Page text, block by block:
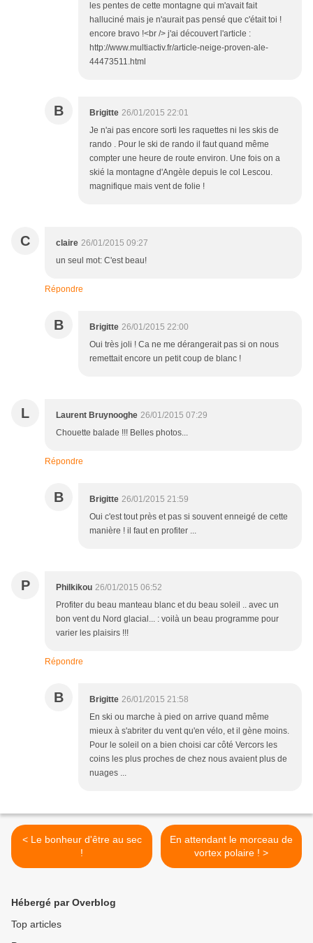
les pentes de cette montagne qui m'avait fait
halluciné mais je n'aurait pas pensé que c'était toi !
encore bravo !<br /> j'ai découvert l'article :
http://www.multiactiv.fr/article-neige-proven-ale-
44473511.html
B Brigitte 26/01/2015 22:01
Je n'ai pas encore sorti les raquettes ni les skis de
rando . Pour le ski de rando il faut quand même
compter une heure de route environ. Une fois on a
skié la montagne d'Angèle depuis le col Lescou.
magnifique mais vent de folie !
C claire 26/01/2015 09:27
un seul mot: C'est beau!
Répondre
B Brigitte 26/01/2015 22:00
Oui très joli ! Ca ne me dérangerait pas si on nous
remettait encore un petit coup de blanc !
L Laurent Bruynooghe 26/01/2015 07:29
Chouette balade !!! Belles photos...
Répondre
B Brigitte 26/01/2015 21:59
Oui c'est tout près et pas si souvent enneigé de cette
manière ! il faut en profiter ...
P Philkikou 26/01/2015 06:52
Profiter du beau manteau blanc et du beau soleil .. avec un
bon vent du Nord glacial... : voilà un beau programme pour
varier les plaisirs !!!
Répondre
B Brigitte 26/01/2015 21:58
En ski ou marche à pied on arrive quand même
mieux à s'abriter du vent qu'en vélo, et il gène moins.
Pour le soleil on a bien choisi car côté Vercors les
coins les plus proches de chez nous avaient plus de
nuages ...
< Le bonheur d'être au sec
!
En attendant le morceau de
vortex polaire ! >
Hébergé par Overblog
Top articles